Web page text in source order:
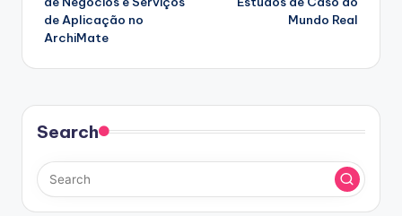
de Aplicação no
ArchiMate
Mundo Real
Search